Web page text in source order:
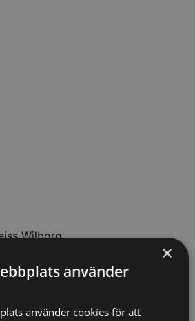
som domare och
och har hanterat ett stort
genom åren....
×
använder
använder cookies för att